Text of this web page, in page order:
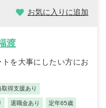
お気に入りに追加
渡
を大事にしたい方にお
取得支援あり
退職金あり 定年65歳